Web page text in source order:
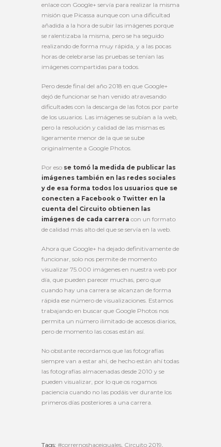
enlace con Google+ servía para realizar la misma
misión que Picassa aunque con una dificultad
añadida a la hora de subir las imágenes porque
se ralentizaba la misma, pero se ha seguido
realizando de forma muy rápida, y a las pocas
horas de celebrarse las pruebas se tenían las
imágenes compartidas para todos.
Pero desde final del año 2018 en que Google+
dejó de funcionar se han venido atravesando
dificultades con la descarga de las fotos por parte
de los usuarios. Las imágenes se subían a la web,
pero la resolución y calidad de las mismas es
ligeramente menor de la que se sube
originalmente a Google Photos.
Por eso se tomó la medida de publicar las
imágenes también en las redes sociales
y de esa forma todos los usuarios que se
conecten a Facebook o Twitter en la
cuenta del Circuito obtienen las
imágenes de cada carrera con un formato
de calidad más alto del que se servía en la web.
Ahora que Google+ ha dejado definitivamente de
funcionar, solo nos permite de momento
visualizar 75.000 imágenes en nuestra web por
día, que pueden parecer muchas, pero que
cuando hay una carrera se alcanzan de forma
rápida ese número de visualizaciones. Estamos
trabajando en buscar que Google Photos nos
permita un número ilimitado de accesos diarios,
pero de momento las cosas están así.
No obstante recordamos que las fotografías
siempre van a estar ahí, de hecho están ahí todas
las fotografías almacenadas desde 2010 y se
pueden visualizar, por lo que os rogamos
paciencia cuando no las podáis ver durante los
primeros días posteriores a una carrera.
Tags: #corrernoshaceiguales, Circuito 2019,